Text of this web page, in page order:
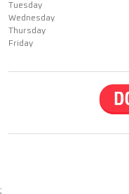
Tuesday
Wednesday
Thursday
Friday
;